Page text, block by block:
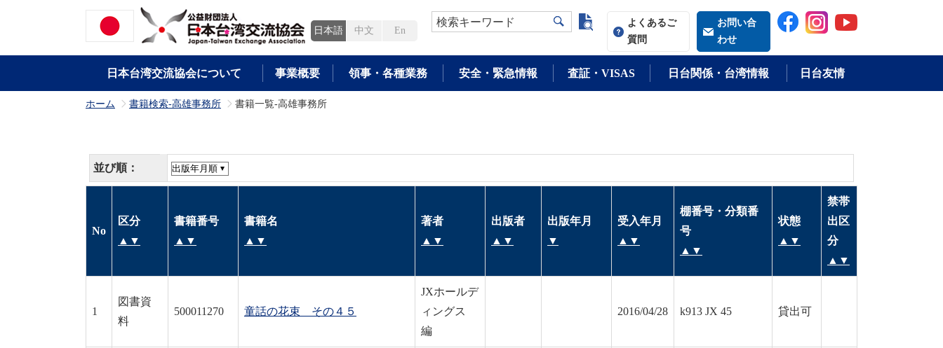
日本語 中文 En
検索キーワード よく検索される語
よくあるご
質問
お問い合
わせ
日本台湾交流協会について 事業概要 領事・各種業務 安全・緊急情報 査証・VISAS 日台関係・台湾情報 日台友情
ホーム >
書籍検索-高雄事務所 >
書籍一覧-高雄事務所
並び順：
No
区分
▲ ▼
書籍番号
▲ ▼
書籍名
▲ ▼
著者
▲ ▼
出版者
▲ ▼
出版年月
▼
受入年月
▲ ▼
棚番号・分類番
号
▲ ▼
状態
▲ ▼
禁帯
出区
分
▲ ▼
1
図書資
料
500011270 童話の花束 その４５
JXホールデ
ィングス
編
2016/04/28 k913 JX 45 貸出可